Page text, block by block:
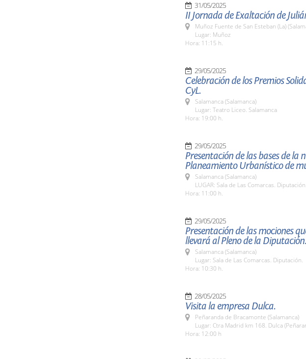
31/05/2025
II Jornada de Exaltación de
Muñoz Fuente de San Esteban (La)
Lugar: Muñoz
Hora: 11:15 h.
29/05/2025
Celebración de los Premios
CyL.
Salamanca (Salamanca)
Lugar: Teatro Liceo. Salamanca
Hora: 19:00 h.
29/05/2025
Presentación de las bases de la
Planeamiento Urbanístico de
Salamanca (Salamanca)
LUGAR: Sala de Las Comarcas. Diputación.
Hora: 11:00 h.
29/05/2025
Presentación de las mociones
llevará al Pleno de la Diputación.
Salamanca (Salamanca)
Lugar: Sala de Las Comarcas. Diputación.
Hora: 10:30 h.
28/05/2025
Visita la empresa Dulca.
Peñaranda de Bracamonte (Salamanca)
Lugar: Ctra Madrid km 168. Dulca
Hora: 12:00 h